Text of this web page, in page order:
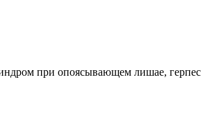
при опоясывающем лишае, герпес